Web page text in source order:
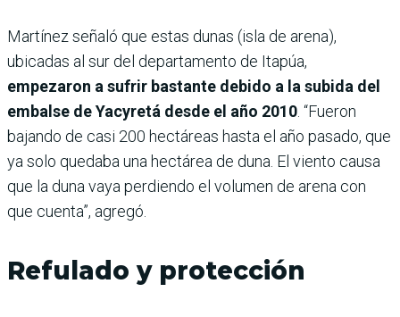
Martínez señaló que estas dunas (isla de arena),
ubicadas al sur del departamento de Itapúa,
empezaron a sufrir bastante debido a la subida del
embalse de Yacyretá desde el año 2010 . “Fueron
bajando de casi 200 hectáreas hasta el año pasado, que
ya solo quedaba una hectárea de duna. El viento causa
que la duna vaya perdiendo el volumen de arena con
que cuenta”, agregó.
Refulado y protección